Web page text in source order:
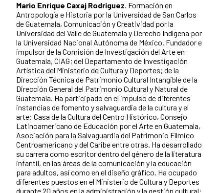
Mario Enrique Caxaj Rodríguez. Formación en
Antropología e Historia por la Universidad de San Carlos
de Guatemala, Comunicación y Creatividad por la
Universidad del Valle de Guatemala y Derecho Indígena por
la Universidad Nacional Autónoma de México. Fundador e
impulsor de la Comisión de Investigación del Arte en
Guatemala, CIAG; del Departamento de Investigación
Artística del Ministerio de Cultura y Deportes; de la
Dirección Técnica de Patrimonio Cultural Intangible de la
Dirección General del Patrimonio Cultural y Natural de
Guatemala. Ha participado en el impulso de diferentes
instancias de fomento y salvaguardia de la cultura y el
arte: Casa de la Cultura del Centro Histórico, Consejo
Latinoamericano de Educación por el Arte en Guatemala,
Asociación para la Salvaguardia del Patrimonio Fílmico
Centroamericano y del Caribe entre otras. Ha desarrollado
su carrera como escritor dentro del género de la literatura
infantil, en las áreas de la comunicación y la educación
para adultos, así como en el diseño gráfico. Ha ocupado
diferentes puestos en el Ministerio de Cultura y Deportes
durante 20 años en la administración y la gestión cultural: